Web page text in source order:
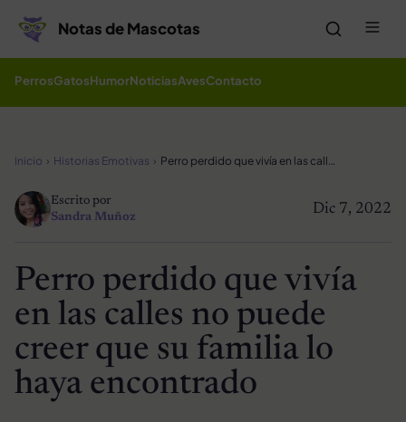
Notas de Mascotas
PerrosGatosHumorNoticiasAvesContacto
Inicio Historias Emotivas Perro perdido que vivía en las calles no puede creer que su familia lo haya encontrado
Dic 7, 2022
Escrito por
Sandra Muñoz
Perro perdido que vivía
en las calles no puede
creer que su familia lo
haya encontrado